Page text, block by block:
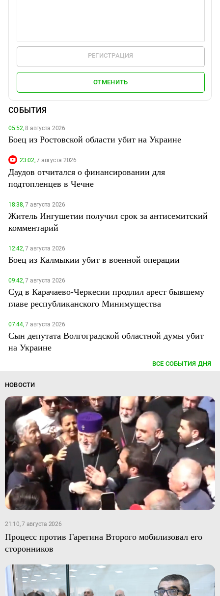
РЕГИСТРАЦИЯ
ОТМЕНИТЬ
СОБЫТИЯ
05:52,8 августа 2026
Боец из Ростовской области убит на Украине
23:02,7 августа 2026
Даудов отчитался о финансировании для
подтопленцев в Чечне
18:38,7 августа 2026
Житель Ингушетии получил срок за антисемитский
комментарий
12:42,7 августа 2026
Боец из Калмыкии убит в военной операции
09:42,7 августа 2026
Суд в Карачаево-Черкесии продлил арест бывшему
главе республиканского Минимущества
07:44,7 августа 2026
Сын депутата Волгоградской областной думы убит
на Украине
ВСЕ СОБЫТИЯ ДНЯ
НОВОСТИ
21:10, 7 августа 2026
Процесс против Гарегина Второго мобилизовал его
сторонников